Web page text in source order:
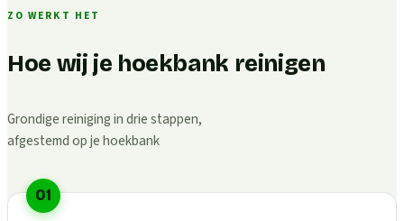
ZO WERKT HET
Hoe wij je hoekbank reinigen
Grondige reiniging in drie stappen,
afgestemd op je hoekbank
01